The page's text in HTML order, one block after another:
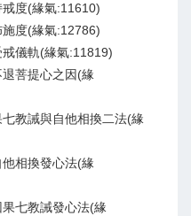
度(緣氣:11610)
度(緣氣:12786)
儀軌(緣氣:11819)
菩提心之因(緣
教誡與自他相換二法(緣
相換發心法(緣
七教誡發心法(緣